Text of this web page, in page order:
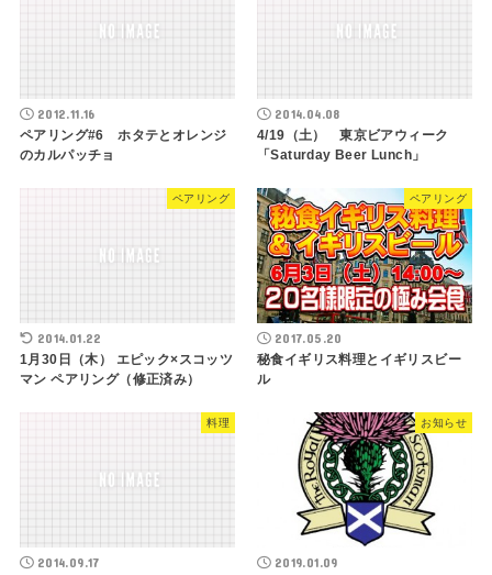
2012.11.16
ペアリング#6 ホタテとオレンジ
のカルパッチョ
2014.04.08
4/19（土） 東京ビアウィーク
「Saturday Beer Lunch」
ペアリング
2014.01.22
1月30日（木） エピック×スコッツ
マン ペアリング（修正済み）
ペアリング
2017.05.20
秘食イギリス料理とイギリスビー
ル
料理
2014.09.17
お知らせ
2019.01.09